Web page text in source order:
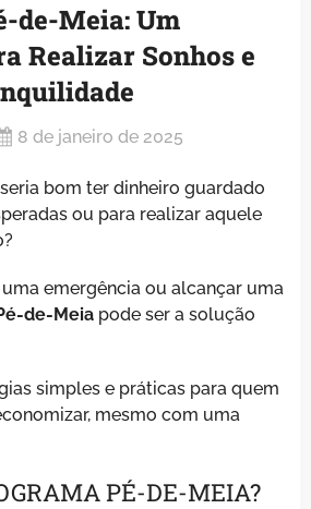
de-Meia: Um
Realizar Sonhos e
8 de janeiro de 2025
bom ter dinheiro guardado
ou para realizar aquele
emergência ou alcançar uma
de-Meiapode ser a solução
simples e práticas para quem
mesmo com uma
PÉ-DE-MEIA?